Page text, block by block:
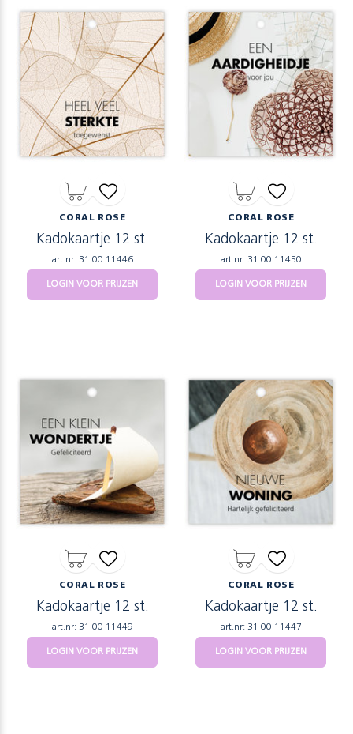
CORAL ROSE
Kadokaartje 12 st.
art.nr: 31 00 11446
LOGIN VOOR PRIJZEN
CORAL ROSE
Kadokaartje 12 st.
art.nr: 31 00 11450
LOGIN VOOR PRIJZEN
CORAL ROSE
Kadokaartje 12 st.
art.nr: 31 00 11449
LOGIN VOOR PRIJZEN
CORAL ROSE
Kadokaartje 12 st.
art.nr: 31 00 11447
LOGIN VOOR PRIJZEN